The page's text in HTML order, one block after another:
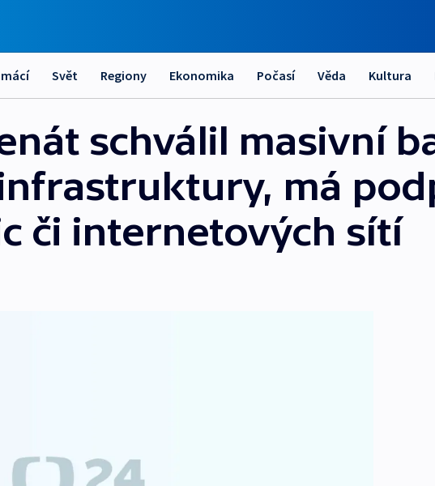
Svět Regiony Ekonomika Počasí Věda Kultura
schválil masivní
má
či internetových sítí